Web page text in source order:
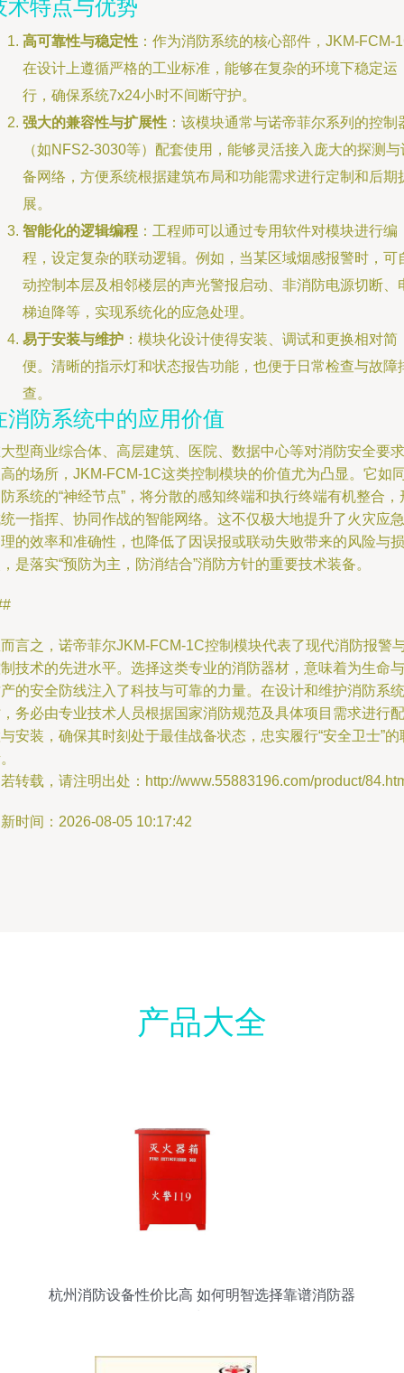
术特点与优势
高可靠性与稳定性 ：作为消防系统的核心部件，JKM-FCM-
在设计上遵循严格的工业标准，能够在复杂的环境下稳定运
行，确保系统7x24小时不间断守护。
强大的兼容性与扩展性 ：该模块通常与诺帝菲尔系列的控制
（如NFS2-3030等）配套使用，能够灵活接入庞大的探测与
备网络，方便系统根据建筑布局和功能需求进行定制和后期
展。
智能化的逻辑编程 ：工程师可以通过专用软件对模块进行编
程，设定复杂的联动逻辑。例如，当某区域烟感报警时，可
动控制本层及相邻楼层的声光警报启动、非消防电源切断、
梯迫降等，实现系统化的应急处理。
易于安装与维护 ：模块化设计使得安装、调试和更换相对简
便。清晰的指示灯和状态报告功能，也便于日常检查与故障
查。
消防系统中的应用价值
型商业综合体、高层建筑、医院、数据中心等对消防安全要求
的场所，JKM-FCM-1C这类控制模块的价值尤为凸显。它如
系统的“神经节点”，将分散的感知终端和执行终端有机整合，
一指挥、协同作战的智能网络。这不仅极大地提升了火灾应急
的效率和准确性，也降低了因误报或联动失败带来的风险与损
是落实“预防为主，防消结合”消防方针的重要技术装备。
言之，诺帝菲尔JKM-FCM-1C控制模块代表了现代消防报警
技术的先进水平。选择这类专业的消防器材，意味着为生命与
的安全防线注入了科技与可靠的力量。在设计和维护消防系统
务必由专业技术人员根据国家消防规范及具体项目需求进行配
安装，确保其时刻处于最佳战备状态，忠实履行“安全卫士”的
转载，请注明出处：http://www.55883196.com/product/
时间：2026-08-05 10:17:42
产品大全
杭州消防设备性价比高 如何明智选择靠谱消防器